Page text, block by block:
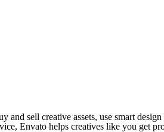
sell creative assets, use smart
Envato helps creatives like you get